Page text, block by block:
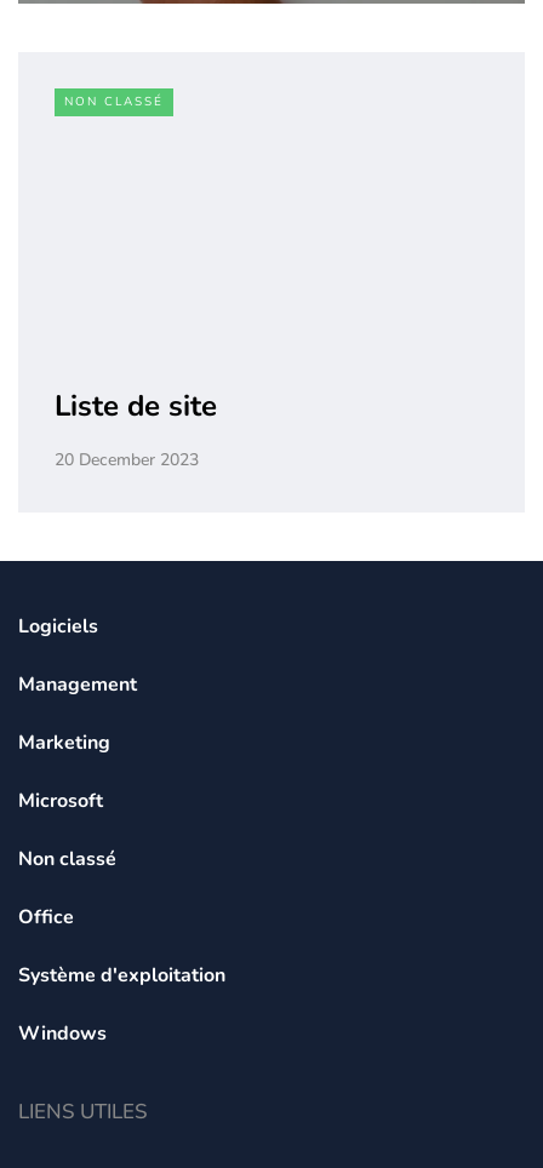
NON CLASSÉ
Liste de site
20 December 2023
Logiciels
Management
Marketing
Microsoft
Non classé
Office
Système d'exploitation
Windows
LIENS UTILES